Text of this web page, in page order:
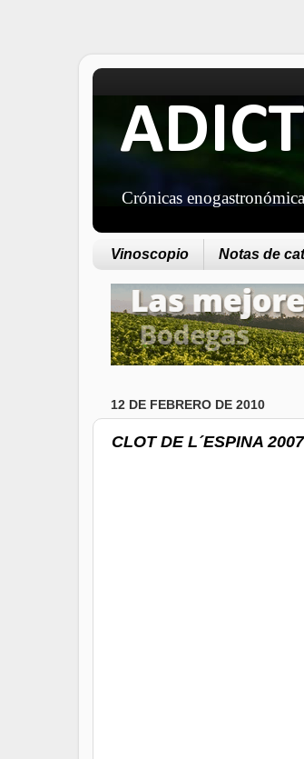
Crónicas
Vinoscopio Notas de
12 DE FEBRERO DE 2010
CLOT DE L´ESPINA